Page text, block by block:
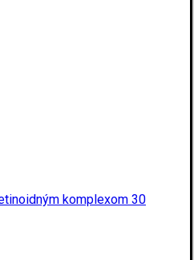
komplexom 30